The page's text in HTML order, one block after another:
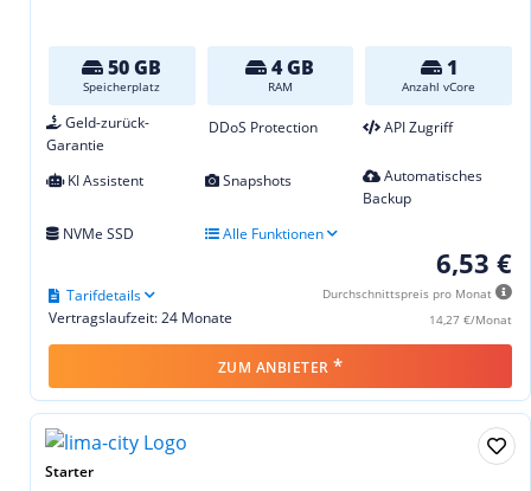
50 GB
Speicherplatz
4 GB
RAM
1
Anzahl vCore
Geld-zurück-
Garantie
DDoS Protection API Zugriff
KI Assistent Snapshots
Automatisches
Backup
NVMe SSD
Alle Funktionen
6,53 €
Durchschnittspreis pro Monat
14,27 €/Monat
Vertragslaufzeit: 24 Monate
Tarifdetails
ZUM ANBIETER *
Starter